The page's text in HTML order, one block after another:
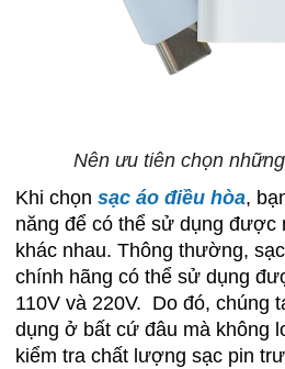
Nên ưu tiên chọn
Khi chọn sạc áo điều hòa,
năng để có thể sử dụng được
khác nhau. Thông thường,
chính hãng có thể sử dụng
110V và 220V. Do đó, chúng
dụng ở bất cứ đâu mà không
kiểm tra chất lượng sạc pin